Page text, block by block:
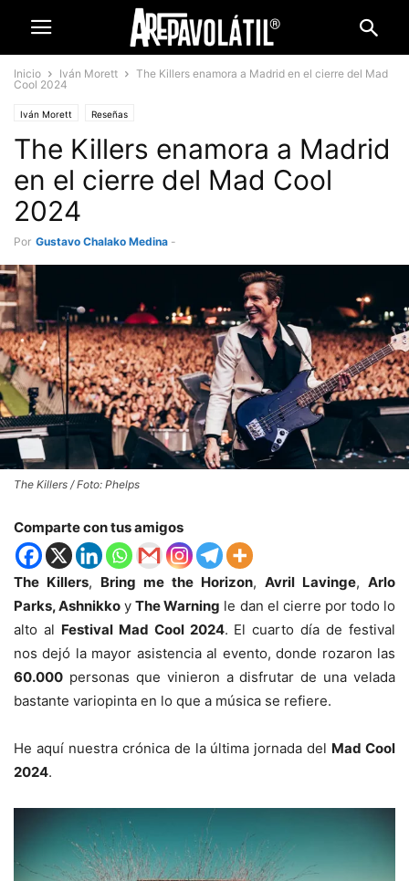
Inicio Iván Morett
The Killers enamora a Madrid en el cierre del Mad
Cool 2024
Iván Morett Reseñas
The Killers enamora a Madrid
en el cierre del Mad Cool
2024
Por Gustavo Chalako Medina -
The Killers / Foto: Phelps
Comparte con tus amigos
The Killers, Bring me the Horizon, Avril Lavinge, Arlo
Parks, Ashnikko yThe Warning le dan el cierre por todo lo
alto al Festival Mad Cool 2024. El cuarto día de festival
nos dejó la mayor asistencia al evento, donde rozaron las
60.000 personas que vinieron a disfrutar de una velada
bastante variopinta en lo que a música se refiere.
He aquí nuestra crónica de la última jornada del Mad Cool
2024.